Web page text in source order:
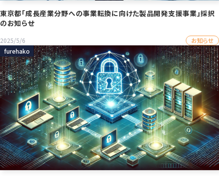
東京都「成長産業分野への事業転換に向けた製品開発支援事業」採択
のお知らせ
2025/5/6
お知らせ
furehako